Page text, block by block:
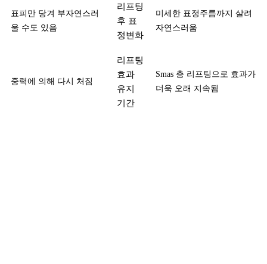
표피만 당겨 부자연스러
울 수도 있음
리프팅
후 표
정변화
미세한 표정주름까지 살려
자연스러움
중력에 의해 다시 처짐
리프팅
효과
유지
기간
Smas 층 리프팅으로 효과가
더욱 오래 지속됨